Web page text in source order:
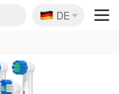
🇩🇪
DE